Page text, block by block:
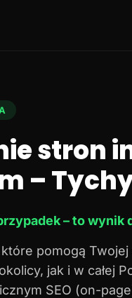
stron
–
– to wynik
pomogą
jak i w całej
SEO (on-